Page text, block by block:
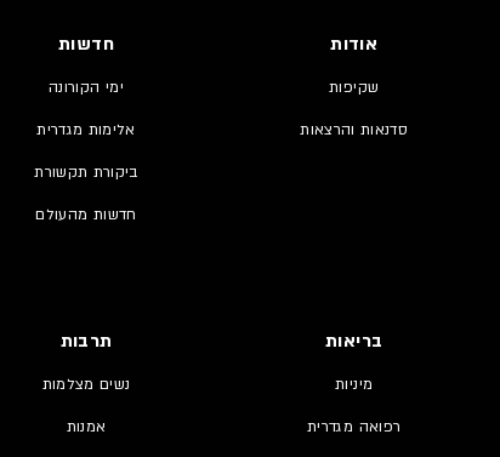
אודות
שקיפות
סדנאות והרצאות
חדשות
ימי הקורונה
אלימות מגדרית
ביקורת תקשורת
חדשות מהעולם
בריאות
מיניות
רפואה מגדרית
תרבות
נשים מצלמות
אמנות